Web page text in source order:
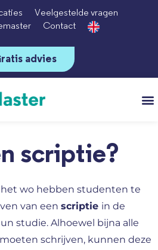
Veelgestelde vragen
Contact
advies
scriptie?
het wo hebben studenten te
van een scriptie in de
studie. Alhoewel bijna alle
schrijven, kunnen deze